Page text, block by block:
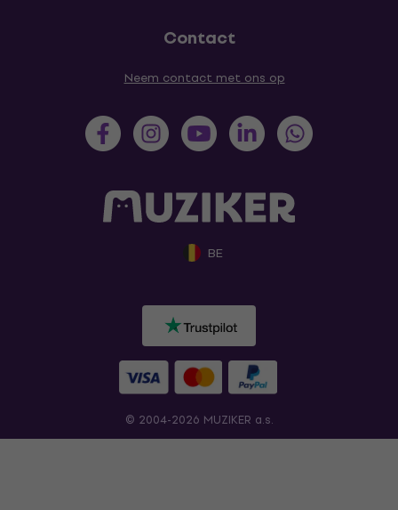
Contact
Neem contact met ons op
BE
© 2004-2026 MUZIKER a.s.